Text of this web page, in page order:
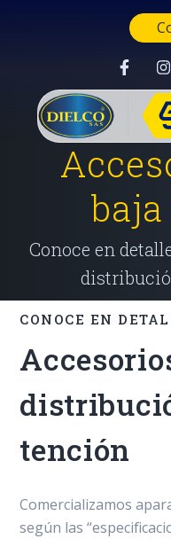
Conoce en
CONOCE EN
tención
Comercializamos
según las